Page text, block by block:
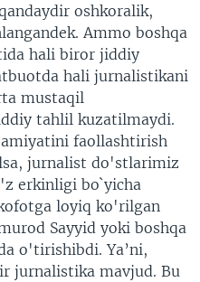
oshkoralik,
Ammo boshqa
hali biror jiddiy
hali jurnalistikani
mustaqil
tahlil kuzatilmaydi.
faollashtirish
jurnalist do'stlarimiz
erkinligi bo`yicha
loyiq ko'rilgan
Sayyid yoki boshqa
o'tirishibdi. Ya’ni,
jurnalistika mavjud. Bu